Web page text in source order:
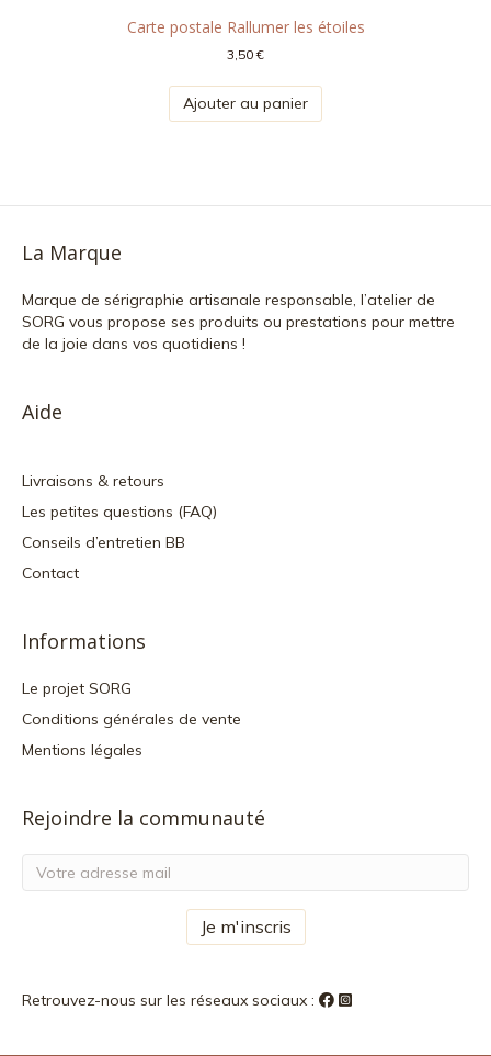
Carte postale Rallumer les étoiles
3,50€
Ajouter au panier
La Marque
Marque de sérigraphie artisanale responsable, l’atelier de
SORG vous propose ses produits ou prestations pour mettre
de la joie dans vos quotidiens !
Aide
Livraisons & retours
Les petites questions (FAQ)
Conseils d’entretien BB
Contact
Informations
Le projet SORG
Conditions générales de vente
Mentions légales
Rejoindre la communauté
Retrouvez-nous sur les réseaux sociaux :